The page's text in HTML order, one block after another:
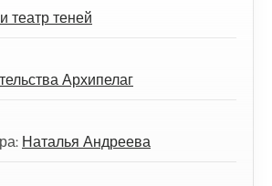
театр теней
Архипелаг
Наталья Андреева